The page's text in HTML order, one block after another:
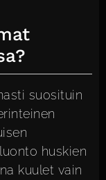
suosituin
huskien
kuulet vain